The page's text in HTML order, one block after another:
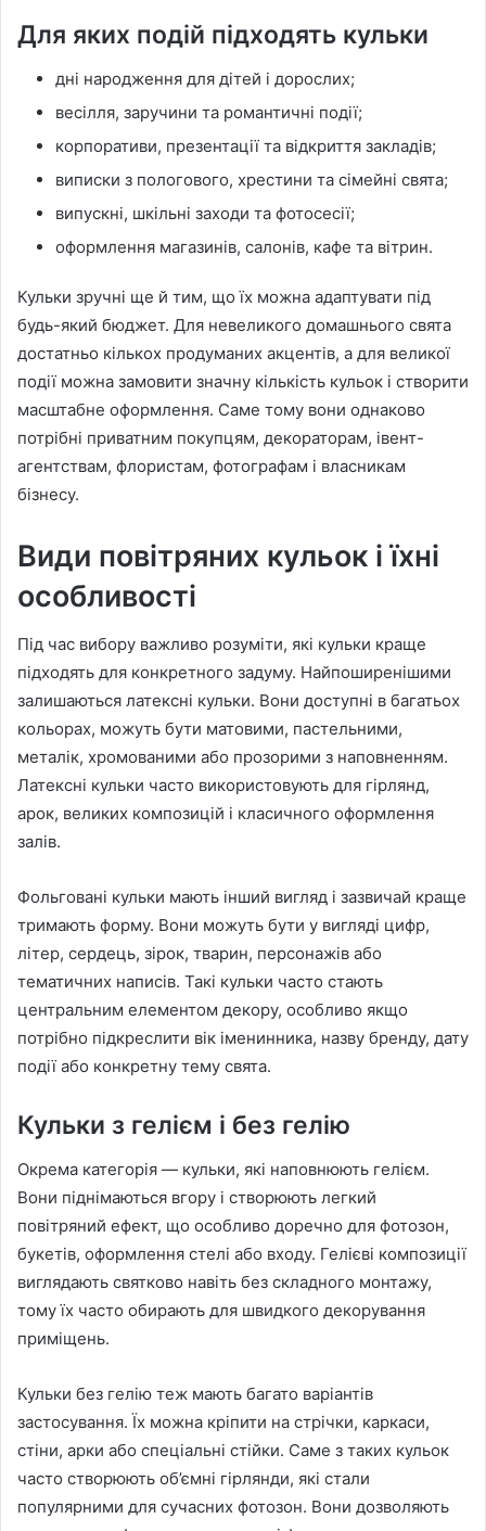
Для яких подій підходять кульки
дні народження для дітей і дорослих;
весілля, заручини та романтичні події;
корпоративи, презентації та відкриття закладів;
виписки з пологового, хрестини та сімейні свята;
випускні, шкільні заходи та фотосесії;
оформлення магазинів, салонів, кафе та вітрин.
Кульки зручні ще й тим, що їх можна адаптувати під
будь-який бюджет. Для невеликого домашнього свята
достатньо кількох продуманих акцентів, а для великої
події можна замовити значну кількість кульок і створити
масштабне оформлення. Саме тому вони однаково
потрібні приватним покупцям, декораторам, івент-
агентствам, флористам, фотографам і власникам
бізнесу.
Види повітряних кульок і їхні
особливості
Під час вибору важливо розуміти, які кульки краще
підходять для конкретного задуму. Найпоширенішими
залишаються латексні кульки. Вони доступні в багатьох
кольорах, можуть бути матовими, пастельними,
металік, хромованими або прозорими з наповненням.
Латексні кульки часто використовують для гірлянд,
арок, великих композицій і класичного оформлення
залів.
Фольговані кульки мають інший вигляд і зазвичай краще
тримають форму. Вони можуть бути у вигляді цифр,
літер, сердець, зірок, тварин, персонажів або
тематичних написів. Такі кульки часто стають
центральним елементом декору, особливо якщо
потрібно підкреслити вік іменинника, назву бренду, дату
події або конкретну тему свята.
Кульки з гелієм і без гелію
Окрема категорія — кульки, які наповнюють гелієм.
Вони піднімаються вгору і створюють легкий
повітряний ефект, що особливо доречно для фотозон,
букетів, оформлення стелі або входу. Гелієві композиції
виглядають святково навіть без складного монтажу,
тому їх часто обирають для швидкого декорування
приміщень.
Кульки без гелію теж мають багато варіантів
застосування. Їх можна кріпити на стрічки, каркаси,
стіни, арки або спеціальні стійки. Саме з таких кульок
часто створюють об’ємні гірлянди, які стали
популярними для сучасних фотозон. Вони дозволяють